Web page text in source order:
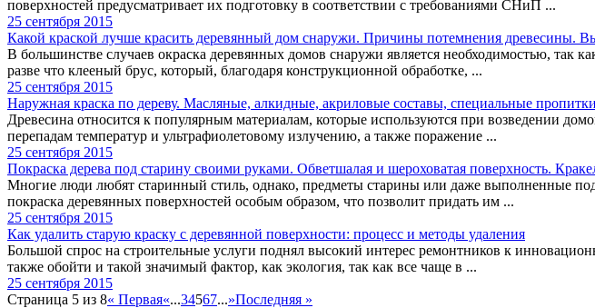
поверхностей предусматривает их подготовку в соответствии с требованиями СНиП ...
25 сентября 2015
Какой краской лучше красить деревянный дом снаружи. Причины потемнения древесины.
В большинстве случаев окраска деревянных домов снаружи является необходимостью, так
разве что клееный брус, который, благодаря конструкционной обработке, ...
25 сентября 2015
Наружная краска по дереву. Масляные, алкидные, акриловые составы, специальные пропитки
Древесина относится к популярным материалам, которые используются при возведении
перепадам температур и ультрафиолетовому излучению, а также поражение ...
25 сентября 2015
Покраска дерева под старину своими руками. Обветшалая и шероховатая поверхность.
Многие люди любят старинный стиль, однако, предметы старины или даже выполненные
покраска деревянных поверхностей особым образом, что позволит придать им ...
25 сентября 2015
Как удалить старую краску с деревянной поверхности: процесс и методы удаления
Большой спрос на строительные услуги поднял высокий интерес ремонтников к
также обойти и такой значимый фактор, как экология, так как все чаще в ...
25 сентября 2015
Страница 5 из 8« Первая«...34567...»Последняя »